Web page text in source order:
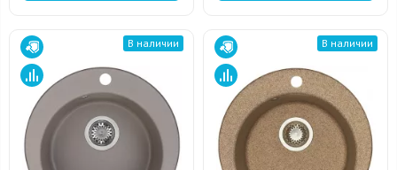
В наличии В наличии